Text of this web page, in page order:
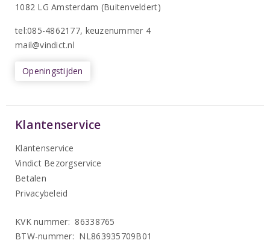
1082 LG Amsterdam (Buitenveldert)
tel:085-4862177, keuzenummer 4
mail@vindict.nl
Openingstijden
Klantenservice
Klantenservice
Vindict Bezorgservice
Betalen
Privacybeleid
KVK nummer: 86338765
BTW-nummer: NL863935709B01